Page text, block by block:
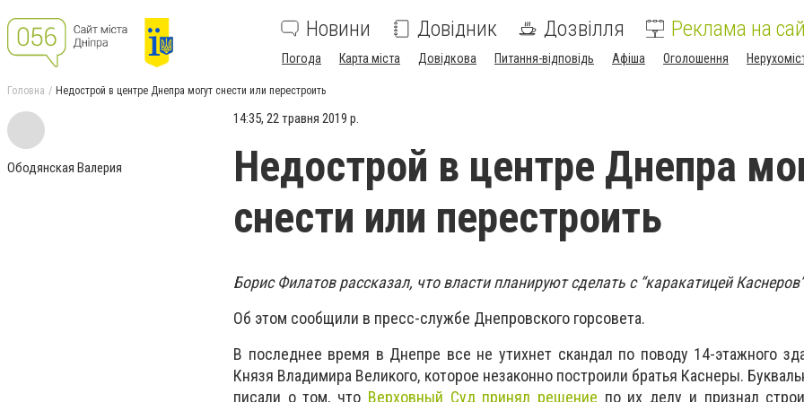
Новини Довідник Дозвілля Реклама на
Погода Карта міста Довідкова Питання-відповідь Афіша Оголошення
Головна Недострой в центре Днепра могут снести или перестроить
Ободянская Валерия
14:35, 22 травня 2019 р.
Недострой в центре Днепра
снести или перестроить
Борис Филатов рассказал, что власти планируют сделать с “каракатицей
Об этом сообщили в пресс-службе Днепровского горсовета.
В последнее время в Днепре все не утихнет скандал по поводу 14-этажного
Князя Владимира Великого, которое незаконно построили братья Каснеры.
писали о том, что Верховный Суд принял решение по их делу и признал